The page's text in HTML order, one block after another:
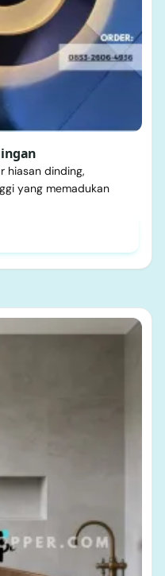
hiasan dinding,
yang memadukan